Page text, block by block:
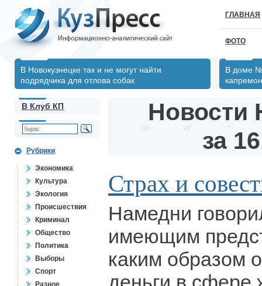
ГЛАВНАЯ
ФОТО
В Новокузнецке так и не могут найти
подрядчика для отлова собак
В доме
В Клуб КП
Рубрики
Экономика
Культура
Экология
Происшествия
Криминал
Общество
Политика
Выборы
Спорт
Разное
Новости
за
Страх и
Намедни
имеющим
каким образом